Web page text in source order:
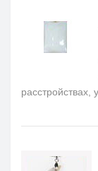
расстройствах,